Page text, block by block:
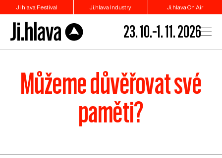
Ji.hlava Festival Ji.hlava Industry Ji.hlava On Air
23. 10.–1. 11. 2026
Můžeme důvěřovat své
paměti?